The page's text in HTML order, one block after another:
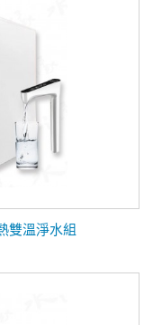
雙溫淨水組